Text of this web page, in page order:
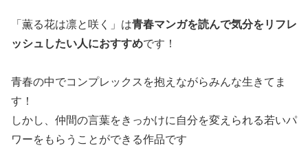
「薫る花は凛と咲く」は青春マンガを読んで気分をリフレ
ッシュしたい人におすすめです！
青春の中でコンプレックスを抱えながらみんな生きてま
す！
しかし、仲間の言葉をきっかけに自分を変えられる若いパ
ワーをもらうことができる作品です